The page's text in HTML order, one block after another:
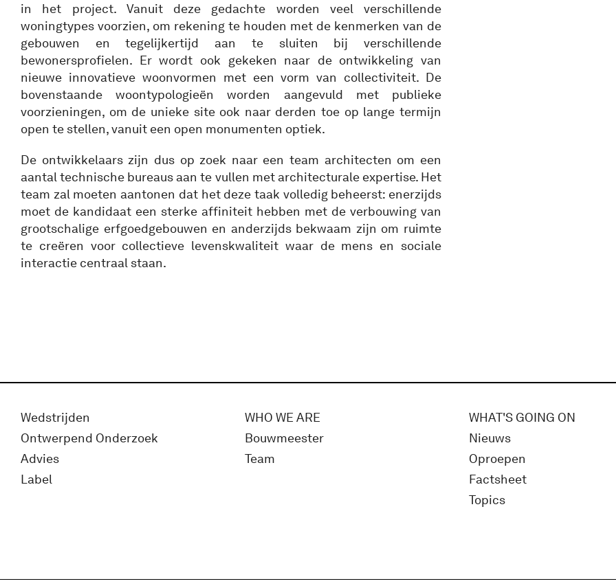
in het project. Vanuit deze gedachte worden veel verschillende
woningtypes voorzien, om rekening te houden met de kenmerken van de
gebouwen en tegelijkertijd aan te sluiten bij verschillende
bewonersprofielen. Er wordt ook gekeken naar de ontwikkeling van
nieuwe innovatieve woonvormen met een vorm van collectiviteit. De
bovenstaande woontypologieën worden aangevuld met publieke
voorzieningen, om de unieke site ook naar derden toe op lange termijn
open te stellen, vanuit een open monumenten optiek.
De ontwikkelaars zijn dus op zoek naar een team architecten om een
aantal technische bureaus aan te vullen met architecturale expertise. Het
team zal moeten aantonen dat het deze taak volledig beheerst: enerzijds
moet de kandidaat een sterke affiniteit hebben met de verbouwing van
grootschalige erfgoedgebouwen en anderzijds bekwaam zijn om ruimte
te creëren voor collectieve levenskwaliteit waar de mens en sociale
interactie centraal staan.
Wedstrijden
Ontwerpend Onderzoek
Advies
Label
WHO WE ARE
Bouwmeester
Team
WHAT'S GOING ON
Nieuws
Oproepen
Factsheet
Topics